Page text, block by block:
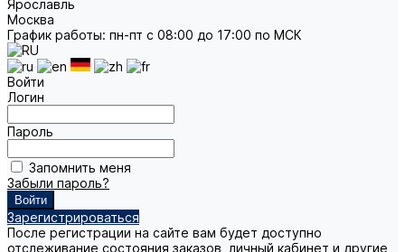
Ярославль
Москва
График работы: пн-пт с 08:00 до 17:00 по МСК
Войти
Логин
Пароль
Запомнить меня
Забыли пароль?
Зарегистрироваться
После регистрации на сайте вам будет доступно
отслеживание состояния заказов, личный кабинет и другие